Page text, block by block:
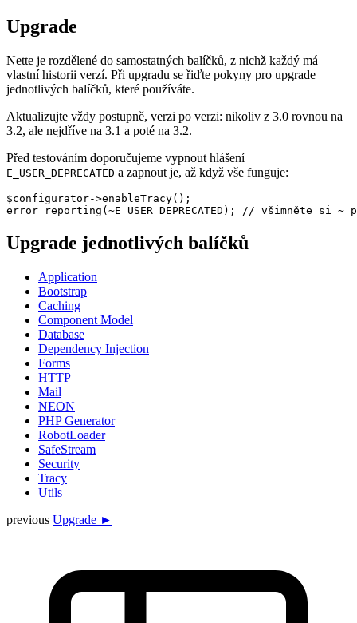
Upgrade
Nette je rozdělené do samostatných balíčků, z nichž každý má
vlastní historii verzí. Při upgradu se řiďte pokyny pro upgrade
jednotlivých balíčků, které používáte.
Aktualizujte vždy postupně, verzi po verzi: nikoliv z 3.0 rovnou na
3.2, ale nejdříve na 3.1 a poté na 3.2.
Před testováním doporučujeme vypnout hlášení
E_USER_DEPRECATED a zapnout je, až když vše funguje:
$configurator->enableTracy();
Upgrade jednotlivých balíčků
Application
Bootstrap
Caching
Component Model
Database
Dependency Injection
Forms
HTTP
Mail
NEON
PHP Generator
RobotLoader
SafeStream
Security
Tracy
Utils
previous Upgrade ►